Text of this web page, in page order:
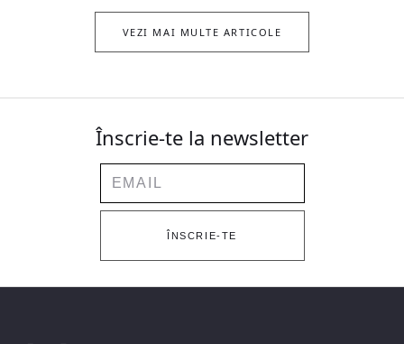
VEZI MAI MULTE ARTICOLE
Înscrie-te la newsletter
Email
ÎNSCRIE-TE